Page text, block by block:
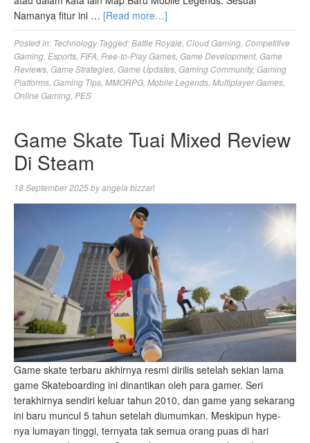
Namanya fitur ini … [Read more…]
Posted in: Technology Tagged:Battle Royale Cloud Gaming Competitive
Gaming Esports FIFA Free-to-Play Games Game Development, Game
Reviews Game Strategies Game Updates Gaming Community, Gaming
Platforms Gaming Tips MMORPG Mobile Legends Multiplayer Games
Online Gaming PES
Game Skate Tuai Mixed Review
Di Steam
18 September 2025byangela bizzari
Game skate terbaru akhirnya resmi dirilis setelah sekian lama
game Skateboarding ini dinantikan oleh para gamer. Seri
terakhirnya sendiri keluar tahun 2010, dan game yang sekarang
ini baru muncul 5 tahun setelah diumumkan. Meskipun hype-
nya lumayan tinggi, ternyata tak semua orang puas di hari